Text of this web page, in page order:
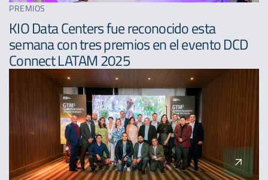
PREMIOS
KIO Data Centers fue reconocido esta
semana con tres premios en el evento DCD
Connect LATAM 2025